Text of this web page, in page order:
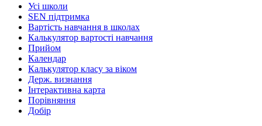
Усі школи
SEN підтримка
Вартість навчання в школах
Калькулятор вартості навчання
Прийом
Календар
Калькулятор класу за віком
Держ. визнання
Інтерактивна карта
Порівняння
Добір